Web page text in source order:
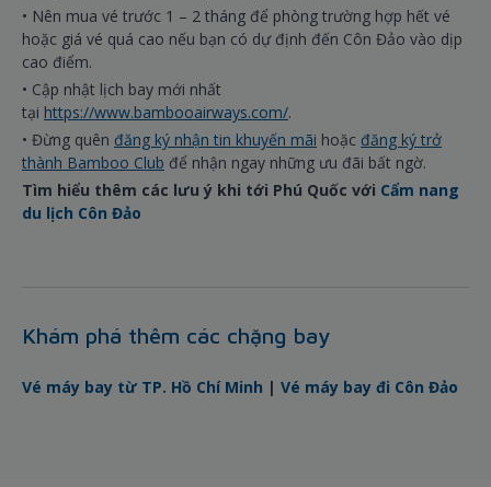
• Nên mua vé trước 1 – 2 tháng để phòng trường hợp hết vé
hoặc giá vé quá cao nếu bạn có dự định đến Côn Đảo vào dịp
cao điểm.
• Cập nhật lịch bay mới nhất
tại https://www.bambooairways.com/.
• Đừng quên đăng ký nhận tin khuyến mãi hoặc đăng ký trở
thành Bamboo Club để nhận ngay những ưu đãi bất ngờ.
Tìm hiểu thêm các lưu ý khi tới Phú Quốc với Cẩm nang
du lịch Côn Đảo
Khám phá thêm các chặng bay
Vé máy bay từ TP. Hồ Chí Minh | Vé máy bay đi Côn Đảo